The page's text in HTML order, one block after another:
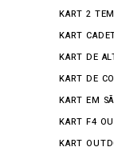
KART 2
KART
KART DE
KART DE
KART EM
KART F4
KART